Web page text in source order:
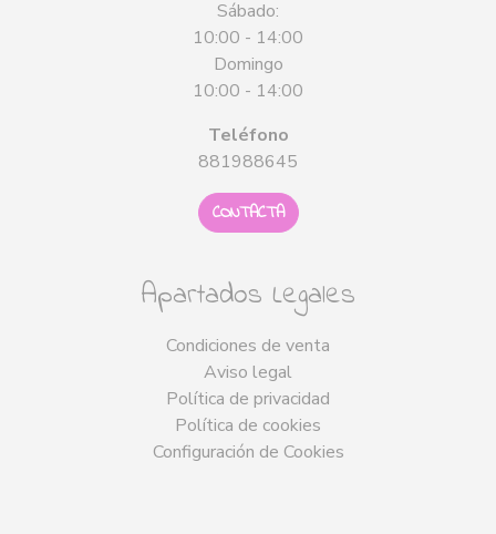
Sábado:
10:00 - 14:00
Domingo
10:00 - 14:00
Teléfono
881988645
CONTACTA
Apartados Legales
Condiciones de venta
Aviso legal
Política de privacidad
Política de cookies
Configuración de Cookies